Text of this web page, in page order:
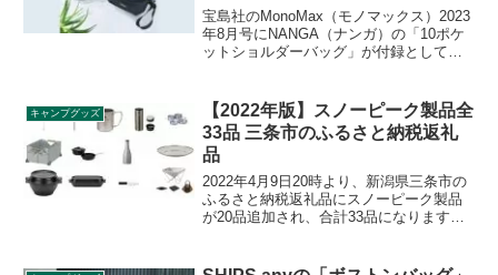
宝島社のMonoMax（モノマックス）2023
年8月号にNANGA（ナンガ）の「10ポケ
ットショルダーバッグ」が付録として付
定版です。詳細をレビューします。
キャンプグッズ
【2022年版】スノーピーク製品全
33品 三条市のふるさと納税返礼
品
2022年4月9日20時より、新潟県三条市の
ふるさと納税返礼品にスノーピーク製品
が20品追加され、合計33品になります。
をまとめています。詳細をレビューしま